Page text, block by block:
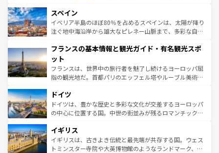
ろん、トスカーナの美しい田園風景やアマルフィ海岸の絶
景など、自然景観も見逃せない。観光の合間には、本場の
ピザやパスタなど、絶品のイタリア料理を堪能することも
ませてくれるイタリアで、忘れられない旅をしてみよう！
なお、新着のイタリア情報は
しい。
スペイン
イベリア半島のほぼ80％を占めるスペインは、太陽が降り
注ぐ地中海沿岸から雄大なピレネー山脈まで、多彩な自然
文化が根付くこの国では、情熱的なフラメンコ、熱気あふ
れる闘牛、そして美味しいタパスが生活の一部となってい
る。首都マドリードの洗練された雰囲気や、バルセロナの
アートに溢れた街角から、地方では古代ローマ遺跡や中世
せる。地方によって風土や気候が異なるスペインはその個
性で訪れる人を魅了する。 なお、新着のスペイン情報は コ
ンテンツ一覧を参照してほしい。
フランスの基本情報と観光ガイド・有名観光スポ
ット
フランスは、世界中の旅行者を魅了し続けるヨーロッパ屈
指の観光地だ。首都パリのエッフェル塔やルーブル美術館
で、幅広い魅力が詰まっている。華麗な宮殿、歴史的な大
聖堂、美しいビーチ、そして豊かな自然が、訪れる者を心
から魅了する。また、フランスは美食の国としても知ら
いる。シャンパンの発祥地であるランス、プロヴァンスの
香り高いラベンダー畑など、多彩な楽しみ方が可能だ。さ
らに、パリ以外の地域にも魅力が溢れており、どの街角に
ドイツ
ドイツは、豊かな歴史と多彩な文化が交差するヨーロッパ
の中心に位置する国。中世の街並みが残るロマンチック街
顔を持つこの国は、どこを歩いても飽きることがない。ベ
ルリンの文化的活気、バイエルン州のアルプスの絶景、そ
してライン川沿いのワイン畑といった風景は必見。ビール
イギリス
イギリスは、古きよき伝統と最先端が共存する国。ウェス
トミンスター寺院や大英博物館のようなランドマーク、歴